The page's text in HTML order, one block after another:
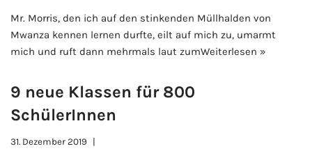
Mr. Morris, den ich auf den stinkenden Müllhalden von
Mwanza kennen lernen durfte, eilt auf mich zu, umarmt
mich und ruft dann mehrmals laut zumWeiterlesen »
9 neue Klassen für 800
SchülerInnen
31. Dezember 2019